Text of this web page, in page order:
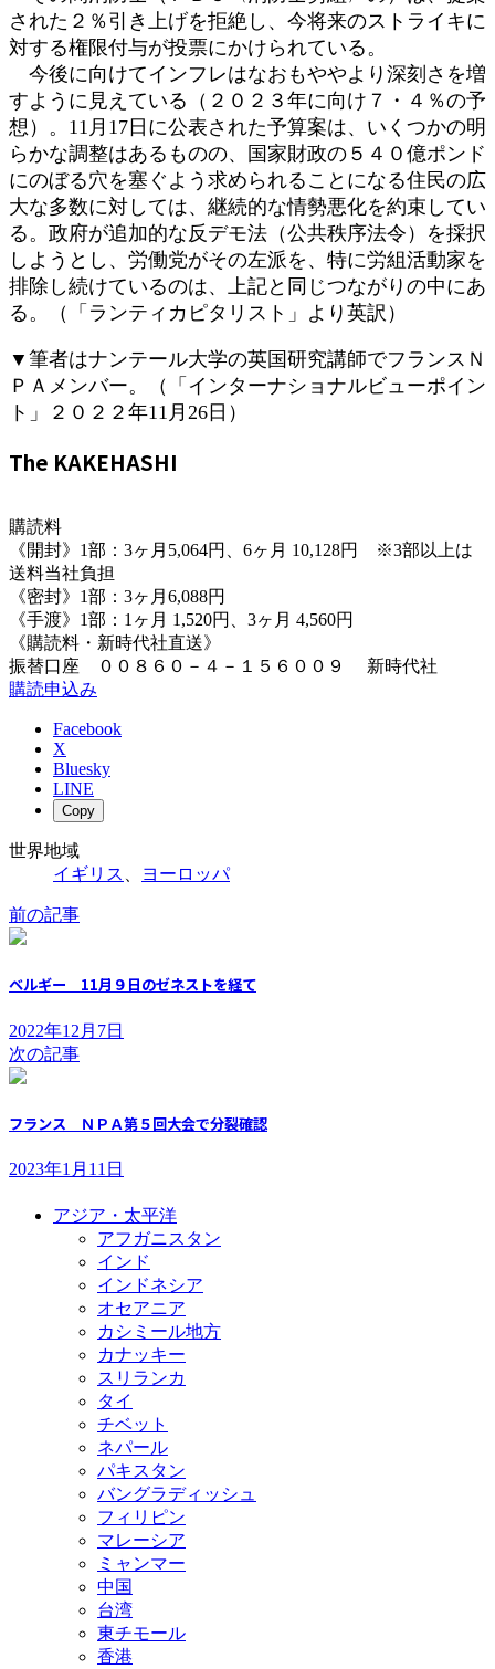
された２％引き上げを拒絶し、今将来のストライキに
対する権限付与が投票にかけられている。
今後に向けてインフレはなおもややより深刻さを増
すように見えている（２０２３年に向け７・４％の予
想）。11月17日に公表された予算案は、いくつかの明
らかな調整はあるものの、国家財政の５４０億ポンド
にのぼる穴を塞ぐよう求められることになる住民の広
大な多数に対しては、継続的な情勢悪化を約束してい
る。政府が追加的な反デモ法（公共秩序法令）を採択
しようとし、労働党がその左派を、特に労組活動家を
排除し続けているのは、上記と同じつながりの中にあ
る。（「ランティカピタリスト」より英訳）
▼筆者はナンテール大学の英国研究講師でフランスＮ
ＰＡメンバー。（「インターナショナルビューポイン
ト」２０２２年11月26日）
The KAKEHASHI
購読料
《開封》1部：3ヶ月5,064円、6ヶ月 10,128円 ※3部以上は
送料当社負担
《密封》1部：3ヶ月6,088円
《手渡》1部：1ヶ月 1,520円、3ヶ月 4,560円
《購読料・新時代社直送》
振替口座 ００８６０－４－１５６００９ 新時代社
購読申込み
Facebook
X
Bluesky
LINE
Copy
世界地域
イギリス
ヨーロッパ
前の記事
ベルギー 11月９日のゼネストを経て
2022年12月7日
次の記事
フランス ＮＰＡ第５回大会で分裂確認
2023年1月11日
アジア・太平洋
アフガニスタン
インド
インドネシア
オセアニア
カシミール地方
カナッキー
スリランカ
タイ
チベット
ネパール
パキスタン
バングラディッシュ
フィリピン
マレーシア
ミャンマー
中国
台湾
東チモール
香港